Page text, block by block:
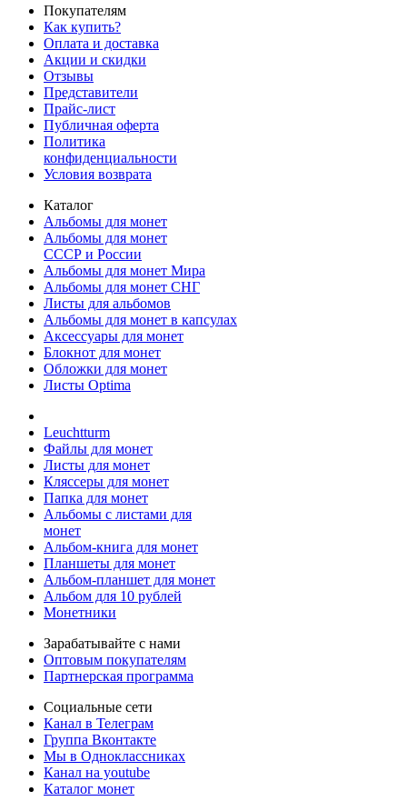
Покупателям
Как купить?
Оплата и доставка
Акции и скидки
Отзывы
Представители
Прайс-лист
Публичная оферта
Политика
конфиденциальности
Условия возврата
Каталог
Альбомы для монет
Альбомы для монет
СССР и России
Альбомы для монет Мира
Альбомы для монет СНГ
Листы для альбомов
Альбомы для монет в капсулах
Аксессуары для монет
Блокнот для монет
Обложки для монет
Листы Optima
Leuchtturm
Файлы для монет
Листы для монет
Кляссеры для монет
Папка для монет
Альбомы с листами для
монет
Альбом-книга для монет
Планшеты для монет
Альбом-планшет для монет
Альбом для 10 рублей
Монетники
Зарабатывайте с нами
Оптовым покупателям
Партнерская программа
Социальные сети
Канал в Телеграм
Группа Вконтакте
Мы в Одноклассниках
Канал на youtube
Каталог монет